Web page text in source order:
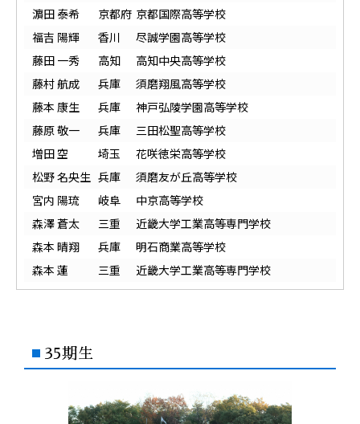
濵田 泰希
京都府 京都国際高等学校
福吉 陽輝
香川
尽誠学園高等学校
藤田 一秀
高知
高知中央高等学校
藤村 航成
兵庫
須磨翔風高等学校
藤本 康生
兵庫
神戸弘陵学園高等学校
藤原 敬一
兵庫
三田松聖高等学校
増田 空
埼玉
花咲徳栄高等学校
松野 名央生 兵庫
須磨友が丘高等学校
宮内 陽琉
岐阜
中京高等学校
森澤 蒼太
三重
近畿大学工業高等専門学校
森本 晴翔
兵庫
明石商業高等学校
森本 蓮
三重 近畿大学工業高等専門学校
35期生